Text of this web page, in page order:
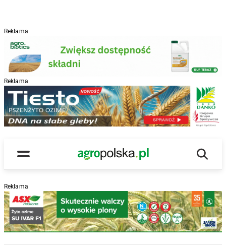
Reklama
Reklama
Menu
Main Logo
Reklama